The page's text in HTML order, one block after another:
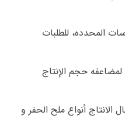
المحدده، للطلبات
حجم الإنتاج
عاماً فی مجال الانتاج أنواع ملح الحفر و